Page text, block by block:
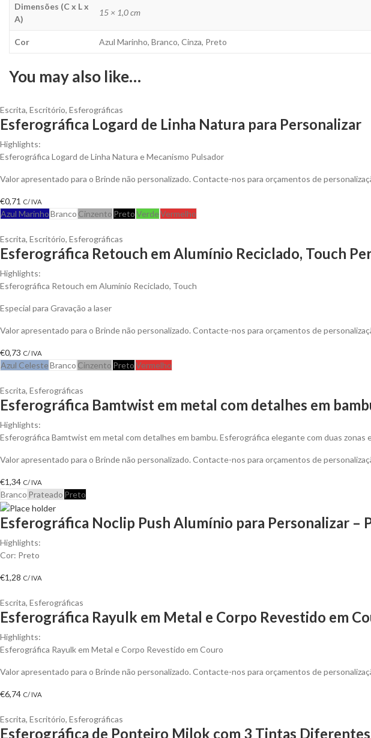
Dimensões (C x L x
A)
15 × 1,0 cm
Cor Azul Marinho, Branco, Cinza, Preto
You may also like…
Escrita, Escritório, Esferográficas
Esferográfica Logard de Linha Natura para Personalizar
Highlights:
Esferográfica Logard de Linha Natura e Mecanismo Pulsador
Valor apresentado para o Brinde não personalizado. Contacte-nos para orçamentos de
€0,71 C/ IVA
Azul MarinhoBranco Cinzento PretoVerdeVermelho
Escrita, Escritório, Esferográficas
Esferográfica Retouch em Alumínio Reciclado, Touch
Highlights:
Esferográfica Retouch em Alumínio Reciclado, Touch
Especial para Gravação a laser
Valor apresentado para o Brinde não personalizado. Contacte-nos para orçamentos de
€0,73 C/ IVA
Azul CelesteBranco Cinzento PretoVermelho
Escrita, Esferográficas
Esferográfica Bamtwist em metal com detalhes em
Highlights:
Esferográfica Bamtwist em metal com detalhes em bambu. Esferográfica elegante com duas zonas
Valor apresentado para o Brinde não personalizado. Contacte-nos para orçamentos de
€1,34 C/ IVA
Branco Prateado Preto
Esferográfica Noclip Push Alumínio para Personalizar –
Highlights:
Cor: Preto
€1,28 C/ IVA
Escrita, Esferográficas
Esferográfica Rayulk em Metal e Corpo Revestido em
Highlights:
Esferográfica Rayulk em Metal e Corpo Revestido em Couro
Valor apresentado para o Brinde não personalizado. Contacte-nos para orçamentos de
€6,74 C/ IVA
Escrita, Escritório, Esferográficas
Esferográfica de Ponteiro Milok com 3 Tintas